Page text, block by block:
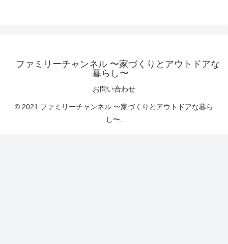
ファミリーチャンネル 〜家づくりとアウトドアな
暮らし〜
お問い合わせ
© 2021 ファミリーチャンネル 〜家づくりとアウトドアな暮ら
し〜.